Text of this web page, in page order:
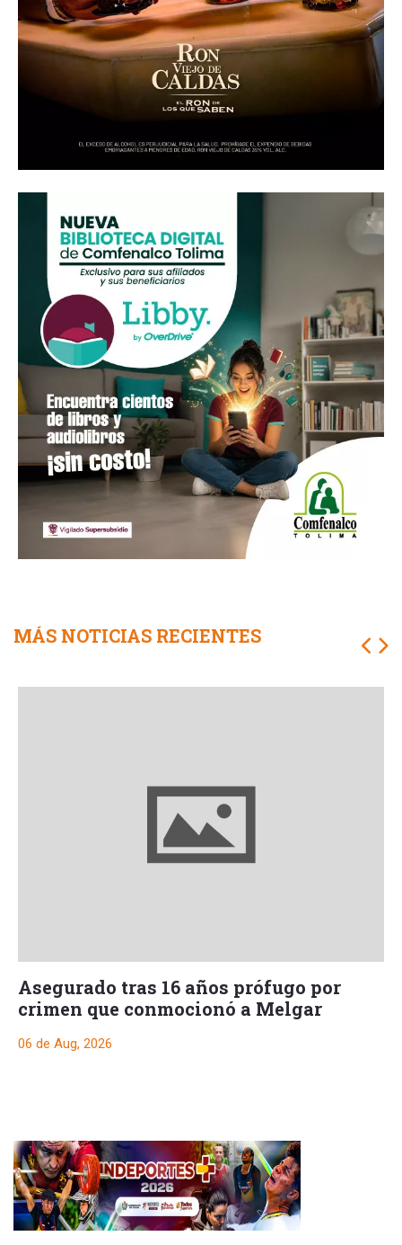
MÁS NOTICIAS RECIENTES
Asegurado tras 16 años prófugo por
crimen que conmocionó a Melgar
06 de Aug, 2026